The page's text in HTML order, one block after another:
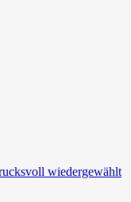
wiedergewählt